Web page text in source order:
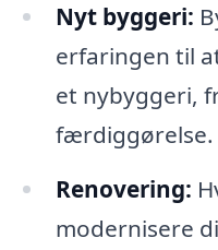
Nyt byggeri:
erfaringen til
et nybyggeri,
færdiggørelse.
Renovering:
modernisere